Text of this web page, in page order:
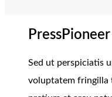
Sed ut perspiciatis
voluptatem fringilla